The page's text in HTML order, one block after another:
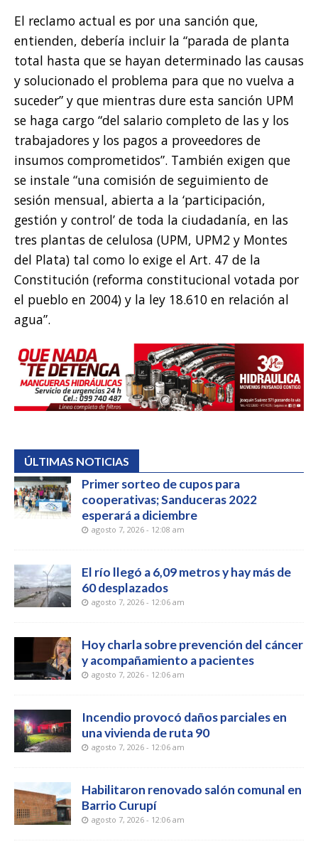
El reclamo actual es por una sanción que,
entienden, debería incluir la “parada de planta
total hasta que se hayan determinado las causas
y solucionado el problema para que no vuelva a
suceder” y que mientras dure esta sanción UPM
se haga cargo “del salario completo de las y los
trabajadores y los pagos a proveedores de
insumos comprometidos”. También exigen que
se instale “una comisión de seguimiento de
sesión mensual, abierta a la ‘participación,
gestión y control’ de toda la ciudadanía, en las
tres plantas de celulosa (UPM, UPM2 y Montes
del Plata) tal como lo exige el Art. 47 de la
Constitución (reforma constitucional votada por
el pueblo en 2004) y la ley 18.610 en relación al
agua”.
ÚLTIMAS NOTICIAS
Primer sorteo de cupos para
cooperativas; Sanduceras 2022
esperará a diciembre
agosto 7, 2026 - 12:08 am
El río llegó a 6,09 metros y hay más de
60 desplazados
agosto 7, 2026 - 12:06 am
Hoy charla sobre prevención del cáncer
y acompañamiento a pacientes
agosto 7, 2026 - 12:06 am
Incendio provocó daños parciales en
una vivienda de ruta 90
agosto 7, 2026 - 12:06 am
Habilitaron renovado salón comunal en
Barrio Curupí
agosto 7, 2026 - 12:06 am